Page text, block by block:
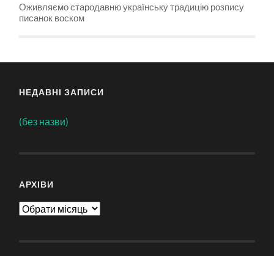
Оживляємо стародавню українську традицію розпису
писанок воском
НЕДАВНІ ЗАПИСИ
(без назви)
АРХІВИ
Архіви